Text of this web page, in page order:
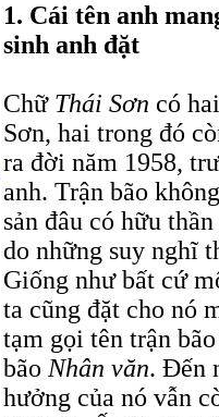
1. Cái tên anh
sinh anh đặt
Chữ Thái Sơn có
Sơn, hai trong đó
ra đời năm 1958,
anh. Trận bão
sản đâu có hữu
do những suy nghĩ
Giống như bất cứ
ta cũng đặt cho nó
tạm gọi tên trận
bão Nhân văn. Đến
hưởng của nó vẫn